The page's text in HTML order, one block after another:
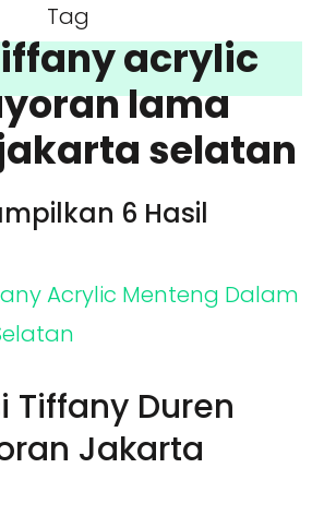
Tag
acrylic
lama
selatan
6 Hasil
Tiffany Duren
Jakarta